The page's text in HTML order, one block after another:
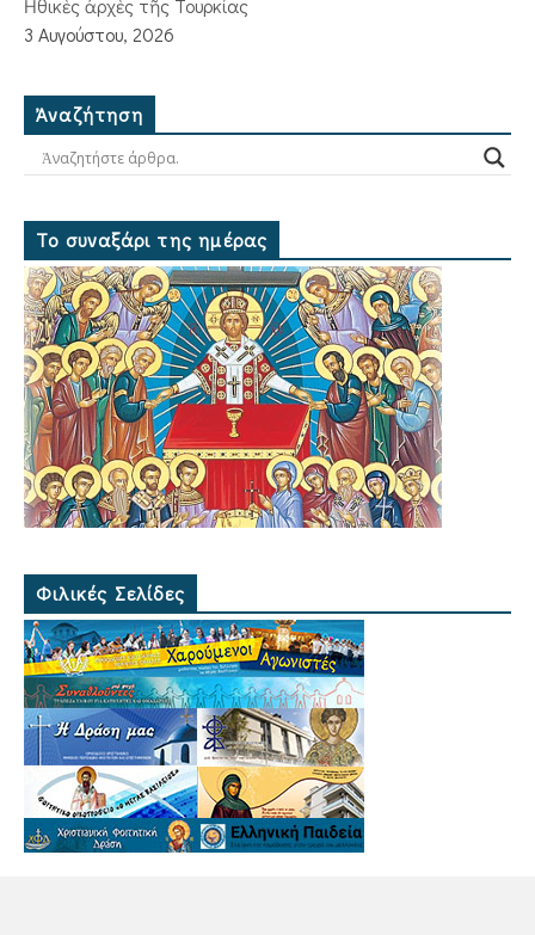
Ἠθικὲς ἀρχὲς τῆς Τουρκίας
3 Αυγούστου, 2026
Ἀναζήτηση
Το συναξάρι της ημέρας
Φιλικές Σελίδες